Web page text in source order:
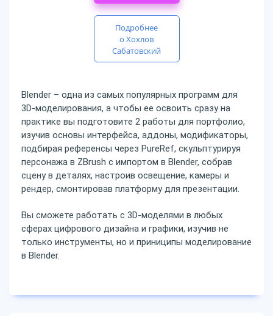
Подробнее
о Хохлов
Сабатовский
Blender – одна из самых популярных программ для
3D-моделирования, а чтобы ее освоить сразу на
практике вы подготовите 2 работы для портфолио,
изучив основы интерфейса, аддоны, модификаторы,
подбирая референсы через PureRef, скульптурируя
персонажа в ZBrush с импортом в Blender, собрав
сцену в деталях, настроив освещение, камеры и
рендер, смонтировав платформу для презентации.
Вы сможете работать с 3D-моделями в любых
сферах цифрового дизайна и графики, изучив не
только инструменты, но и приниципы моделирование
в Blender.